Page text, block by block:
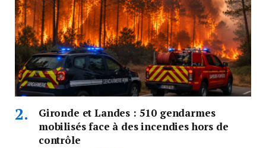
Gironde et Landes : 510 gendarmes
mobilisés face à des incendies hors de
contrôle